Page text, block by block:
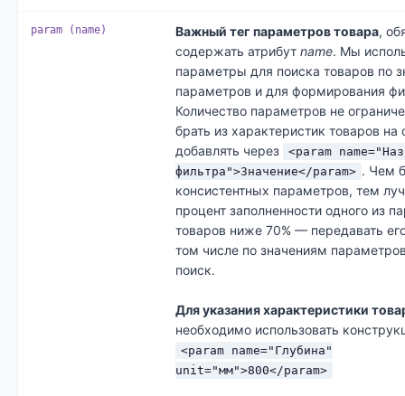
param (name) Важный тег параметров товара,
содержать атрибут name. Мы
параметры для поиска товаров по
параметров и для формирования
Количество параметров не
брать из характеристик товаров на
добавлять через
<param
фильтра">Значение</param> . Чем
консистентных параметров, тем
процент заполненности одного из
товаров ниже 70% — передавать
том числе по значениям
поиск.
Для указания характеристики
необходимо использовать
<param name="Глубина"
unit="мм">800</param>